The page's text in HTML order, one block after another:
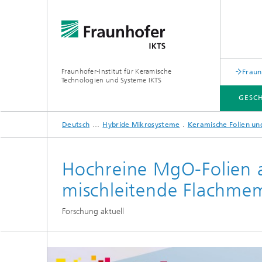
Fraunhofer-Institut für Keramische
Technologien und Systeme IKTS
GESCHÄFTSFELDER
ABTEILUNGEN
Bio- und Nanotechnologie
Elektronikprüfung und Optische
Hybride Mikrosysteme
Mobile
Korrelative Mikroskopie und
INDUSTRIELÖSUNGEN
MESSEN / VERANSTALTUNGEN
Reststoffen
Deutsch Hybride Mikrosysteme Keramische Folien
Hochreine MgO-
mischleitende
Forschung aktuell